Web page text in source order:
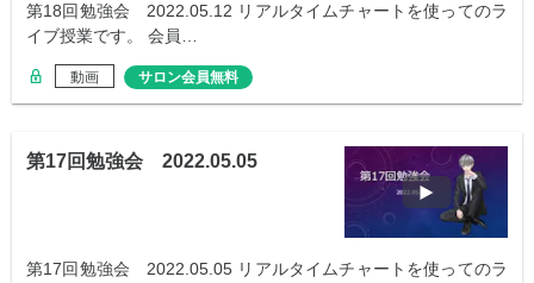
第18回勉強会 2022.05.12 リアルタイムチャートを使ってのラ
イブ授業です。 会員…
動画 サロン会員無料
第17回勉強会 2022.05.05
第17回勉強会 2022.05.05 リアルタイムチャートを使ってのラ